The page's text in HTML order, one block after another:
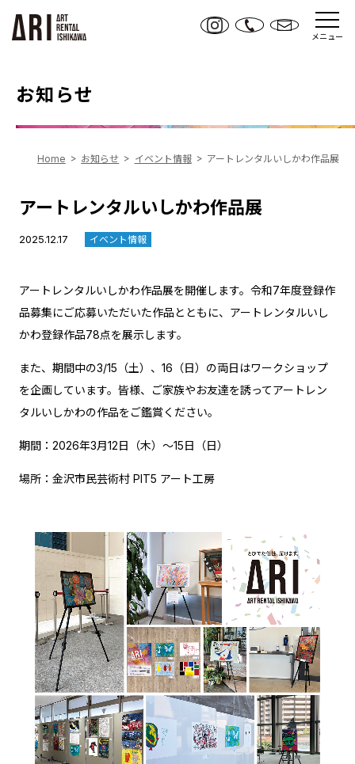
メニュー
お知らせ
Home お知らせ イベント情報 アートレンタルいしかわ作品展
アートレンタルいしかわ作品展
2025.12.17 イベント情報
アートレンタルいしかわ作品展を開催します。令和7年度登録作
品募集にご応募いただいた作品とともに、アートレンタルいし
かわ登録作品78点を展示します。
また、期間中の3/15（土）、16（日）の両日はワークショップ
を企画しています。皆様、ご家族やお友達を誘ってアートレン
タルいしかわの作品をご鑑賞ください。
期間：2026年3月12日（木）～15日（日）
場所：金沢市民芸術村 PIT5 アート工房